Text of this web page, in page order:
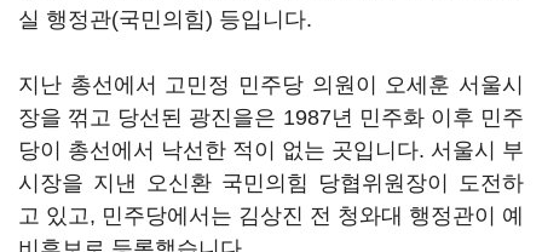
실 행정관(국민의힘) 등입니다.
지난 총선에서 고민정 민주당 의원이 오세훈 서울시
장을 꺾고 당선된 광진을은 1987년 민주화 이후 민주
당이 총선에서 낙선한 적이 없는 곳입니다. 서울시 부
시장을 지낸 오신환 국민의힘 당협위원장이 도전하
고 있고, 민주당에서는 김상진 전 청와대 행정관이 예